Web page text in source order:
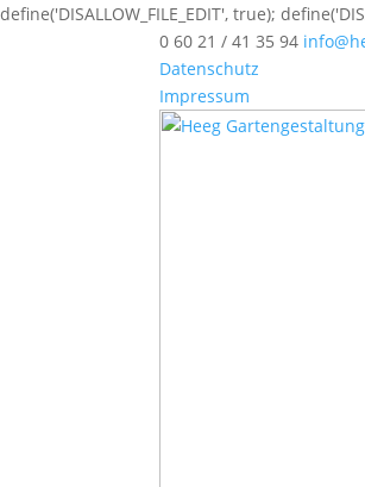
define('DISALLOW_FILE_EDIT', true);
0 60 21 / 41 35 94
Datenschutz
Impressum